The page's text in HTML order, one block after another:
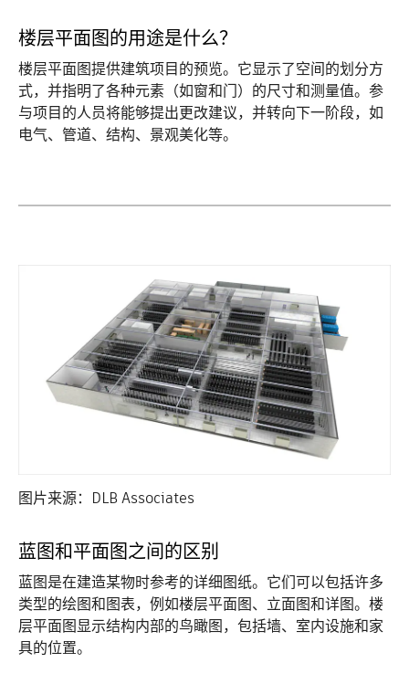
楼层平面图的用途是什么？
楼层平面图提供建筑项目的预览。它显示了空间的划分方
式，并指明了各种元素（如窗和门）的尺寸和测量值。参
与项目的人员将能够提出更改建议，并转向下一阶段，如
电气、管道、结构、景观美化等。
图片来源：DLB Associates
蓝图和平面图之间的区别
蓝图是在建造某物时参考的详细图纸。它们可以包括许多
类型的绘图和图表，例如楼层平面图、立面图和详图。楼
层平面图显示结构内部的鸟瞰图，包括墙、室内设施和家
具的位置。